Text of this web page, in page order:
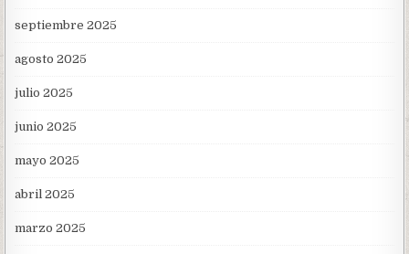
septiembre 2025
agosto 2025
julio 2025
junio 2025
mayo 2025
abril 2025
marzo 2025